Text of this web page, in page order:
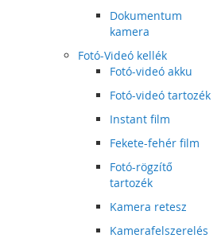
Dokumentum
kamera
Fotó-Videó kellék
Fotó-videó akku
Fotó-videó tartozék
Instant film
Fekete-fehér film
Fotó-rögzítő
tartozék
Kamera retesz
Kamerafelszerelés